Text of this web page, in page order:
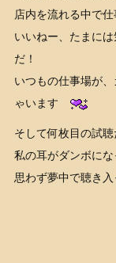
店内を流れる中で仕
いいねー、たまに
だ！
いつもの仕事場が
ゃいます
そして何枚目の試
私の耳がダンボにな
思わず夢中で聴き入